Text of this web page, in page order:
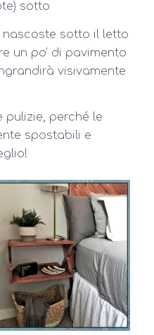
sotto
sotto il letto
un po’ di pavimento
visivamente
pulizie, perché le
spostabili e